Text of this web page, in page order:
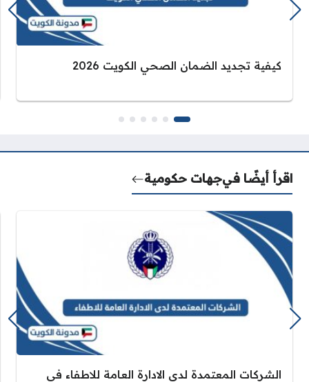
كيفية تجديد الضمان الصحي الكويت 2026
اقرأ أيضًا فيجهات حكومية
الشركات المعتمدة لدى الادارة العامة للاطفاء في